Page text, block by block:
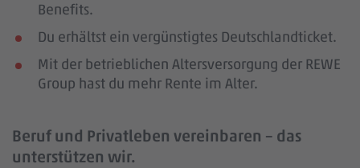
Benefits.
Du erhältst ein vergünstigtes Deutschlandticket.
Mit der betrieblichen Altersversorgung der REWE
Group hast du mehr Rente im Alter.
Beruf und Privatleben vereinbaren – das
unterstützen wir.